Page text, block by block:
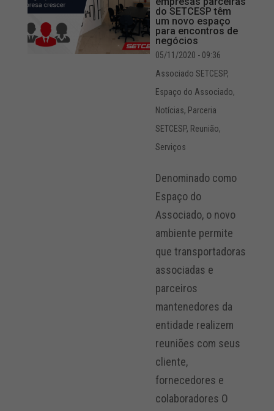
do SETCESP têm
um novo espaço
para encontros de
negócios
05/11/2020 - 09:36
Associado SETCESP,
Espaço do Associado,
Notícias, Parceria
SETCESP, Reunião,
Serviços
Denominado como
Espaço do
Associado, o novo
ambiente permite
que transportadoras
associadas e
parceiros
mantenedores da
entidade realizem
reuniões com seus
cliente,
fornecedores e
colaboradores O